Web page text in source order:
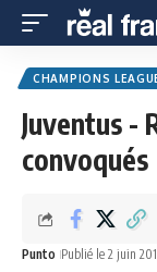
CHAMPIONS
Juventus -
convoqués
Punto Publié le 2 juin